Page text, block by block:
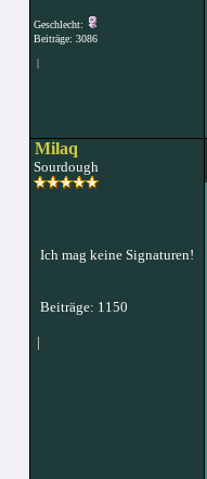
Geschlecht:
Beiträge: 3086
|
Milaq
Sourdough
Ich mag keine Signaturen!
Beiträge: 1150
|